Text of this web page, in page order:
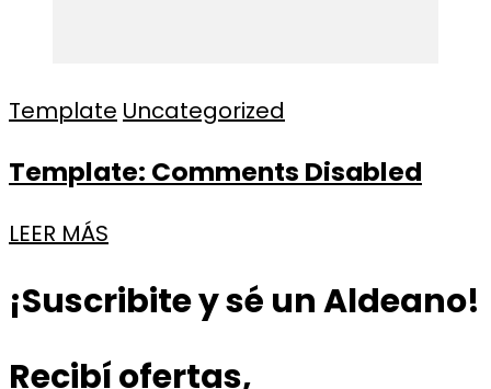
Template Uncategorized
Template: Comments Disabled
LEER MÁS
¡Suscribite y sé un Aldeano!
Recibí ofertas,